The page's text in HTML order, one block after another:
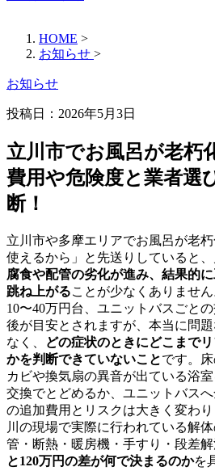
HOME >
お知らせ >
お知らせ
投稿日： 2026年5月3日
立川市でお風呂が老朽
費用や危険度と業者選
断！
立川市や多摩エリアでお風呂が老
使えるから」と先送りしていると
腐食や配管の劣化が進み、結果的
跳ね上がることが少なくありませ
10〜40万円台、ユニットバスごと
後が目安とされますが、本当に問
なく、
どの症状のときにどこまで
かを判断できていないことです。
カビや換気扇の異音が出ている浴
交換でとどめるか、ユニットバス
の追加費用とリスクは大きく変わ
川の現場で実際に行われている解
管・断熱・暖房機・手すり・段差解
と120万円の差が何で決まるのかを